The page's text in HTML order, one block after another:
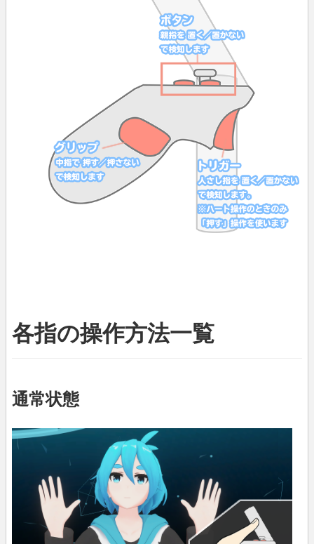
各指の操作方法一覧
通常状態